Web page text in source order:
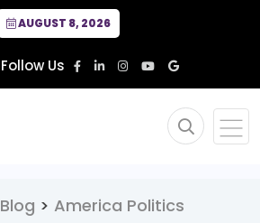
AUGUST 8, 2026
Follow Us
Blog > America Politics